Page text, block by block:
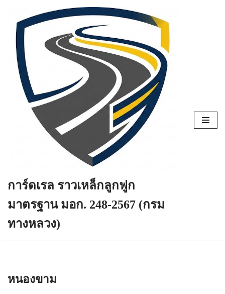
Skip
content
การ์ดเรล ราวเหล็กลูกฟูก
มาตรฐาน มอก. 248-2567 (กรม
ทางหลวง)
หนองขาม